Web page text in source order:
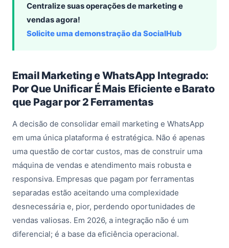
Centralize suas operações de marketing e
vendas agora!
Solicite uma demonstração da SocialHub
Email Marketing e WhatsApp Integrado:
Por Que Unificar É Mais Eficiente e Barato
que Pagar por 2 Ferramentas
A decisão de consolidar email marketing e WhatsApp
em uma única plataforma é estratégica. Não é apenas
uma questão de cortar custos, mas de construir uma
máquina de vendas e atendimento mais robusta e
responsiva. Empresas que pagam por ferramentas
separadas estão aceitando uma complexidade
desnecessária e, pior, perdendo oportunidades de
vendas valiosas. Em 2026, a integração não é um
diferencial; é a base da eficiência operacional.